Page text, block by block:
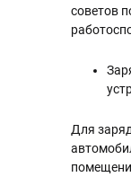
советов
Для